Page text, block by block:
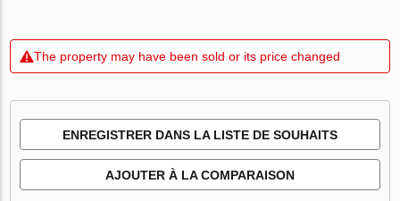
The property may have been sold or its price changed
ENREGISTRER DANS LA LISTE DE SOUHAITS
AJOUTER À LA COMPARAISON